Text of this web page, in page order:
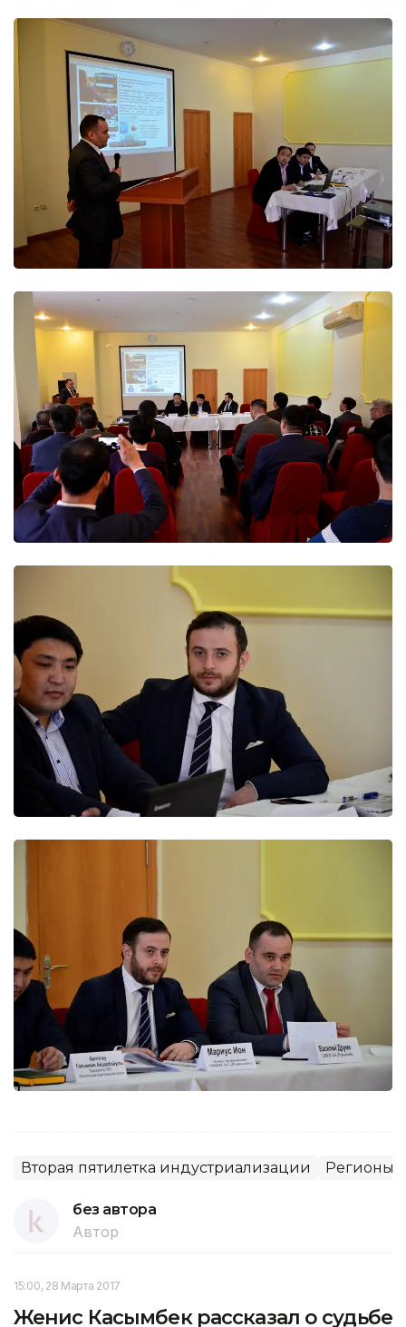
Вторая пятилетка индустриализации Регионы
без автора
Автор
15:00, 28 Марта 2017
Женис Касымбек рассказал о судьбе